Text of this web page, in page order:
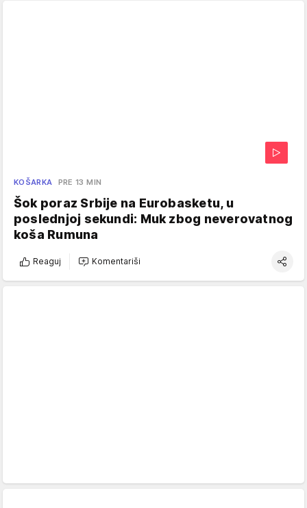
KOŠARKA PRE 13 MIN
Šok poraz Srbije na Eurobasketu, u
poslednjoj sekundi: Muk zbog neverovatnog
koša Rumuna
Reaguj Komentariši